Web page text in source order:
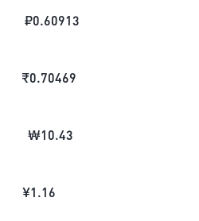
₽0.60913
₹0.70469
₩10.43
¥1.16